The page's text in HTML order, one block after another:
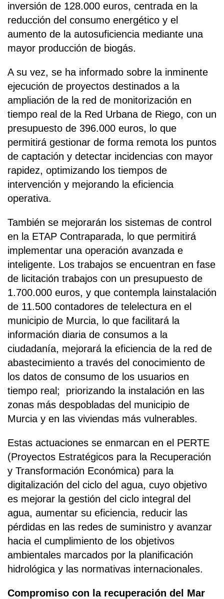
inversión de 128.000 euros, centrada en la
reducción del consumo energético y el
aumento de la autosuficiencia mediante una
mayor producción de biogás.
A su vez, se ha informado sobre la inminente
ejecución de proyectos destinados a la
ampliación de la red de monitorización en
tiempo real de la Red Urbana de Riego, con un
presupuesto de 396.000 euros, lo que
permitirá gestionar de forma remota los puntos
de captación y detectar incidencias con mayor
rapidez, optimizando los tiempos de
intervención y mejorando la eficiencia
operativa.
También se mejorarán los sistemas de control
en la ETAP Contraparada, lo que permitirá
implementar una operación avanzada e
inteligente. Los trabajos se encuentran en fase
de licitación trabajos con un presupuesto de
1.700.000 euros, y que contempla lainstalación
de 11.500 contadores de telelectura en el
municipio de Murcia, lo que facilitará la
información diaria de consumos a la
ciudadanía, mejorará la eficiencia de la red de
abastecimiento a través del conocimiento de
los datos de consumo de los usuarios en
tiempo real; priorizando la instalación en las
zonas más despobladas del municipio de
Murcia y en las viviendas más vulnerables.
Estas actuaciones se enmarcan en el PERTE
(Proyectos Estratégicos para la Recuperación
y Transformación Económica) para la
digitalización del ciclo del agua, cuyo objetivo
es mejorar la gestión del ciclo integral del
agua, aumentar su eficiencia, reducir las
pérdidas en las redes de suministro y avanzar
hacia el cumplimiento de los objetivos
ambientales marcados por la planificación
hidrológica y las normativas internacionales.
Compromiso con la recuperación del Mar